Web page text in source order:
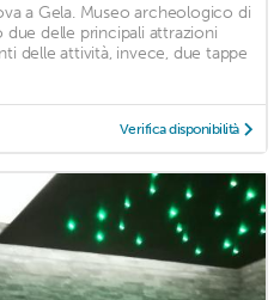
a Gela. Museo archeologico di
due delle principali attrazioni
delle attività, invece, due tappe
Verifica disponibilità